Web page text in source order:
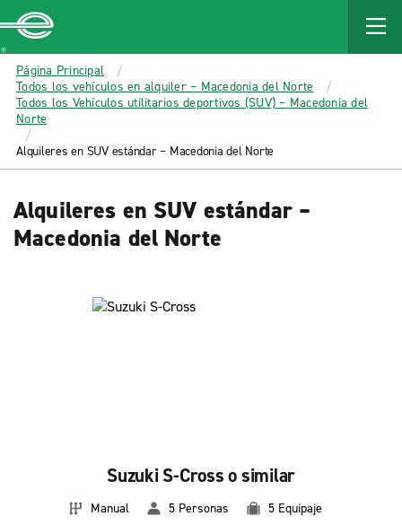
MAIN
CONTENT
Enterprise
Página Principal
Todos los vehículos en alquiler – Macedonia del Norte
Todos los Vehículos utilitarios deportivos (SUV) – Macedonia del
Norte
Alquileres en SUV estándar – Macedonia del Norte
Alquileres en SUV estándar –
Macedonia del Norte
Suzuki S-Cross o similar
Manual 5 Personas 5 Equipaje